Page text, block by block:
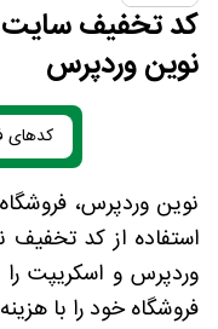
کد تخفیف سایت
نوین وردپرس
کدهای
نوین وردپرس،
استفاده از کد تخفیف
وردپرس و اسکریپت
فروشگاه خود را با